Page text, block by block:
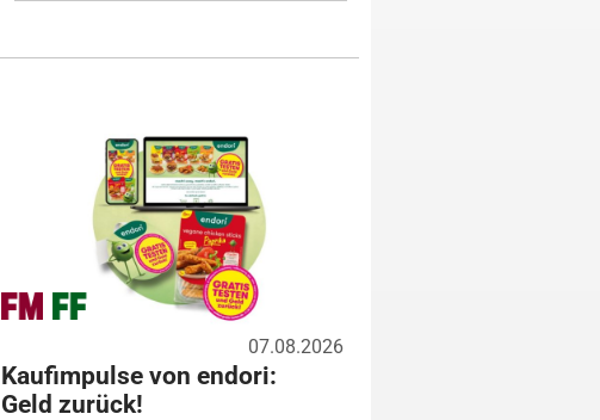
07.08.2026
Kaufimpulse von endori:
Geld zurück!